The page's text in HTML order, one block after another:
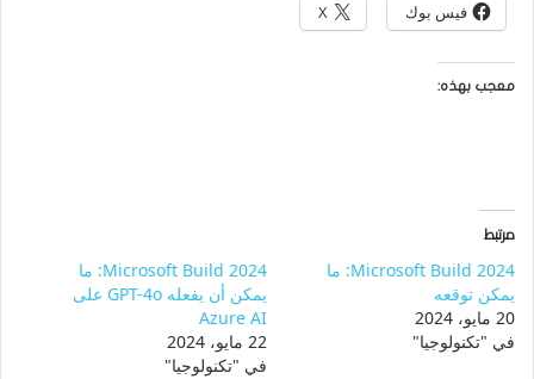
فيس بوك X
معجب بهذه:
مرتبط
Microsoft Build 2024: ما
يمكن توقعه
20 مايو، 2024
في "تكنولوجيا"
Microsoft Build 2024: ما
يمكن أن يفعله GPT-4o على
Azure AI
22 مايو، 2024
في "تكنولوجيا"